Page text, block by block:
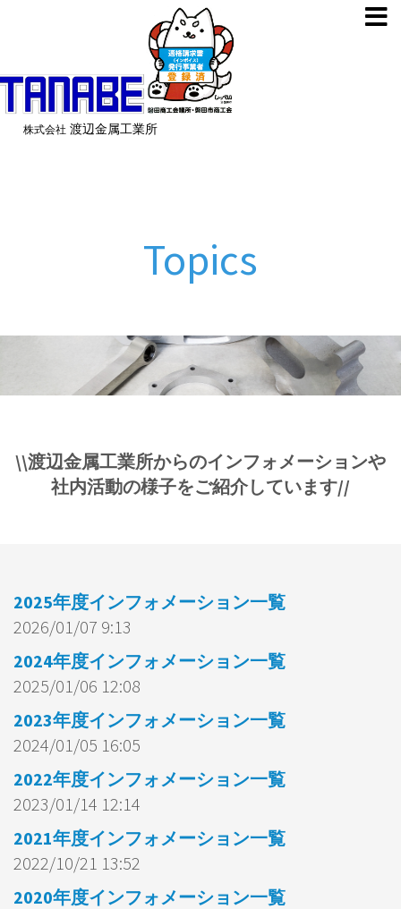
株式会社 渡辺金属工業所
Topics
\\渡辺金属工業所からのインフォメーションや
社内活動の様子をご紹介しています//
2025年度インフォメーション一覧
2026/01/07 9:13
2024年度インフォメーション一覧
2025/01/06 12:08
2023年度インフォメーション一覧
2024/01/05 16:05
2022年度インフォメーション一覧
2023/01/14 12:14
2021年度インフォメーション一覧
2022/10/21 13:52
2020年度インフォメーション一覧